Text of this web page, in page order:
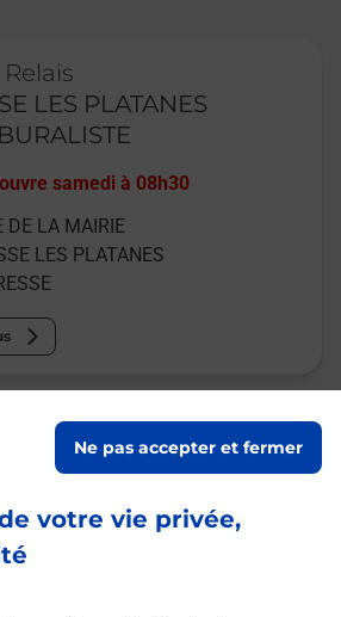
votre vie privée,
Ne pas accepter et fermer
LES PLATANES
ouvre samedi à 08h30
DE LA MAIRIE
LES PLATANES
ouvre samedi à
09h00
LA MAIRIE